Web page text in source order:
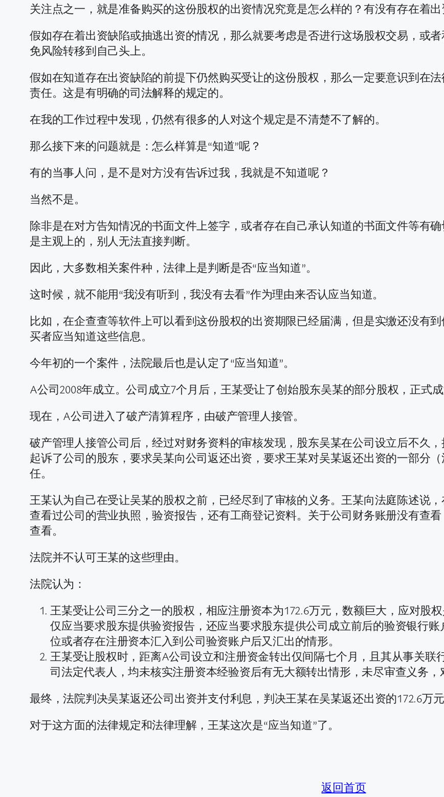
关注点之一，就是准备购买的这份股权的出资情况究竟是怎么样的？有没有存在着出
假如存在着出资缺陷或抽逃出资的情况，那么就要考虑是否进行这场股权交易，或
免风险转移到自己头上。
假如在知道存在出资缺陷的前提下仍然购买受让的这份股权，那么一定要意识到在
责任。这是有明确的司法解释的规定的。
在我的工作过程中发现，仍然有很多的人对这个规定是不清楚不了解的。
那么接下来的问题就是：怎么样算是“知道”呢？
有的当事人问，是不是对方没有告诉过我，我就是不知道呢？
当然不是。
除非是在对方告知情况的书面文件上签字，或者存在自己承认知道的书面文件等有
是主观上的，别人无法直接判断。
因此，大多数相关案件种，法律上是判断是否“应当知道”。
这时候，就不能用“我没有听到，我没有去看”作为理由来否认应当知道。
比如，在企查查等软件上可以看到这份股权的出资期限已经届满，但是实缴还没有
买者应当知道这些信息。
今年初的一个案件，法院最后也是认定了“应当知道”。
A公司2008年成立。公司成立7个月后，王某受让了创始股东吴某的部分股权，正式成
现在，A公司进入了破产清算程序，由破产管理人接管。
破产管理人接管公司后，经过对财务资料的审核发现，股东吴某在公司设立后不久
起诉了公司的股东，要求吴某向公司返还出资，要求王某对吴某返还出资的一部分
任。
王某认为自己在受让吴某的股权之前，已经尽到了审核的义务。王某向法庭陈述说
查看过公司的营业执照，验资报告，还有工商登记资料。关于公司财务账册没有查
查看。
法院并不认可王某的这些理由。
法院认为：
王某受让公司三分之一的股权，相应注册资本为172.6万元，数额巨大，应对股
仅应当要求股东提供验资报告，还应当要求股东提供公司成立前后的验资银行
位或者存在注册资本汇入到公司验资账户后又汇出的情形。
王某受让股权时，距离A公司设立和注册资金转出仅间隔七个月，且其从事关联
司法定代表人，均未核实注册资本经验资后有无大额转出情形，未尽审查义务，
最终，法院判决吴某返还公司出资并支付利息，判决王某在吴某返还出资的172.6万
对于这方面的法律规定和法律理解，王某这次是“应当知道”了。
返回首页